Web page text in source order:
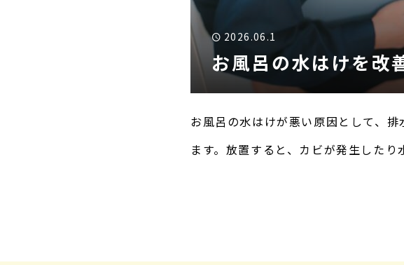
2026.06.1
お風呂の水はけを改
お風呂の水はけが悪い原因として、
ます。放置すると、カビが発生した